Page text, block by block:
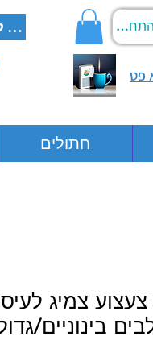
התחבר
פט
חתולים
צעצוע צמיג
בינוניים/